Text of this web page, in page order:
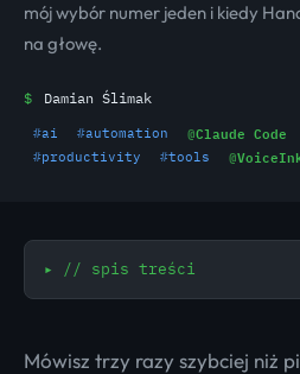
mój wybór numer jeden i kiedy
na głowę.
$ Damian Ślimak
#ai #automation @Claude Code
#productivity #tools @
▸ // spis treści
Mówisz trzy razy szybciej niż